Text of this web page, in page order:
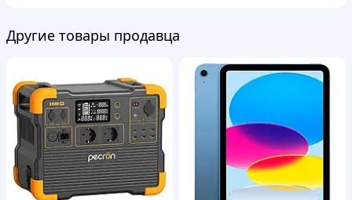
Другие товары продавца